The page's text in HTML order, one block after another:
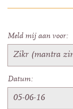
Meld mij aan voor:
Datum: